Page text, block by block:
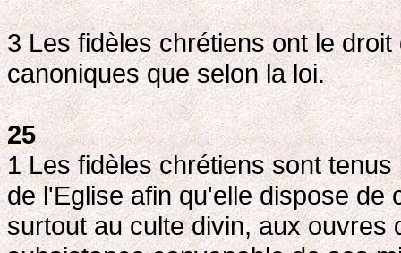
3 Les fidèles chrétiens ont le
canoniques que selon la loi.
25
1 Les fidèles chrétiens sont
de l'Eglise afin qu'elle dispose
surtout au culte divin, aux ouvres